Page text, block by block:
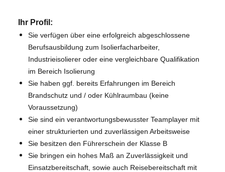
Ihr Profil:
Sie verfügen über eine erfolgreich abgeschlossene
Berufsausbildung zum Isolierfacharbeiter,
Industrieisolierer oder eine vergleichbare Qualifikation
im Bereich Isolierung
Sie haben ggf. bereits Erfahrungen im Bereich
Brandschutz und / oder Kühlraumbau (keine
Voraussetzung)
Sie sind ein verantwortungsbewusster Teamplayer mit
einer strukturierten und zuverlässigen Arbeitsweise
Sie besitzen den Führerschein der Klasse B
Sie bringen ein hohes Maß an Zuverlässigkeit und
Einsatzbereitschaft, sowie auch Reisebereitschaft mit